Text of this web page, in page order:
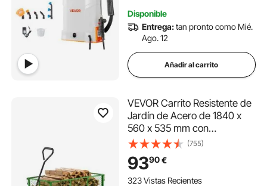
109 Añadido al Carrito
3.2K+ Vistas Recientes
Disponible
Entrega:tan pronto como Mié.
Ago. 12
Añadir al carrito
VEVOR Carrito Resistente de
Jardín de Acero de 1840 x
560 x 535 mm con
Neumáticos de 10", Laterales
de Malla Extraíbles y Manija
Giratoria de 180°, Capacidad
de Carga de 408,23 kg,
(755)
9390€
323 Vistas Recientes